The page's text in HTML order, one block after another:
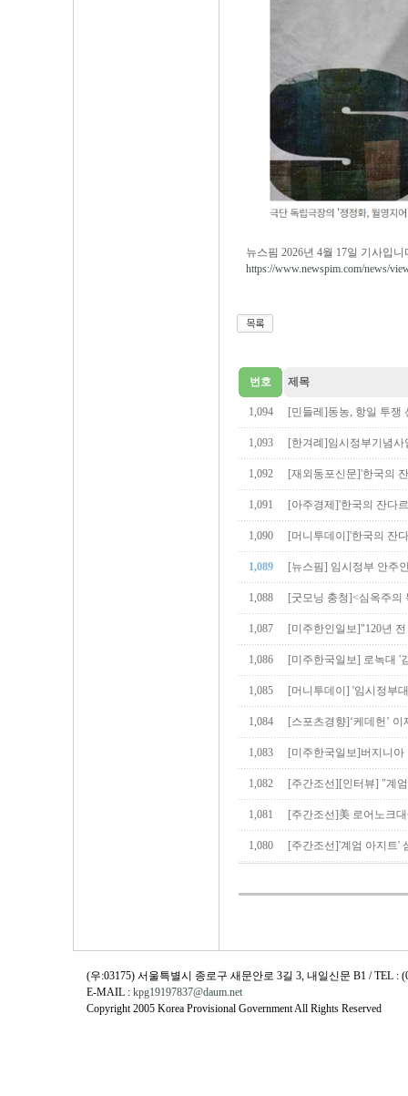
뉴스핌 2026년 4월 17일 기사입니
https://www.newspim.com/news/
번호 제목
1,094 [민들레]동농, 항일 투
1,093 [한겨례]임시정부기념
1,092 [재외동포신문]'한국의
1,091 [아주경제]'한국의 잔다
1,090 [머니투데이]'한국의 잔
1,089 [뉴스핌] 임시정부 안주
1,088 [굿모닝 충청]<심옥주
1,087 [미주한인일보]"120년
1,086 [미주한국일보] 로녹대
1,085 [머니투데이] '임시정부
1,084 [스포츠경향]‘케데헌’
1,083 [미주한국일보]버지니
1,082 [주간조선][인터뷰] "계
1,081 [주간조선]美 로어노크
1,080 [주간조선]'계엄 아지트'
(우:03175) 서울특별시 종로구 새문안로 3길 3, 내일신문 B1 / TEL :
E-MAIL : kpg19197837@daum.net
Copyright 2005 Korea Provisional Government All Rights Reserved